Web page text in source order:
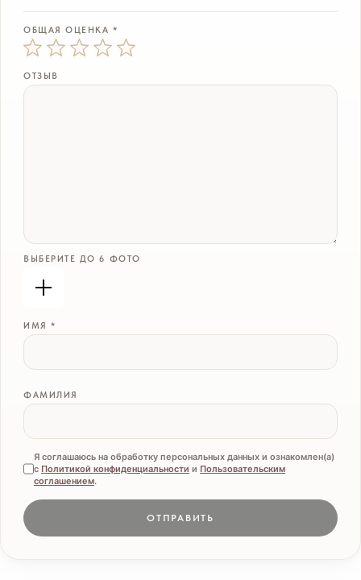
ОБЩАЯ ОЦЕНКА *
ОТЗЫВ
ВЫБЕРИТЕ ДО 6 ФОТО
ИМЯ *
ФАМИЛИЯ
Я соглашаюсь на обработку персональных данных и ознакомлен(а)
с Политикой конфиденциальности и Пользовательским
соглашением.
ОТПРАВИТЬ